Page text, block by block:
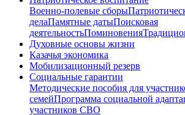
Военно-полевые сборы
делаПамятные датыПоисковая
деятельностьПоминовения
Духовные основы жизни
Казачья экономика
Мобилизационный резерв
Социальные гарантии
Методические пособия для
семейПрограмма социальной
участников СВО